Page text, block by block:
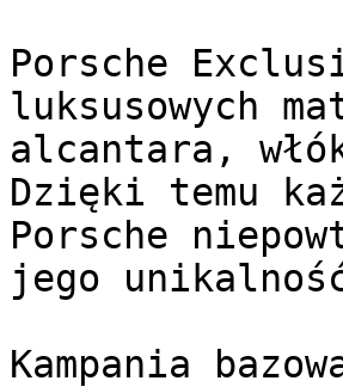
Porsche
luksusowych
alcantara,
Dzięki temu
Porsche
jego
Kampania